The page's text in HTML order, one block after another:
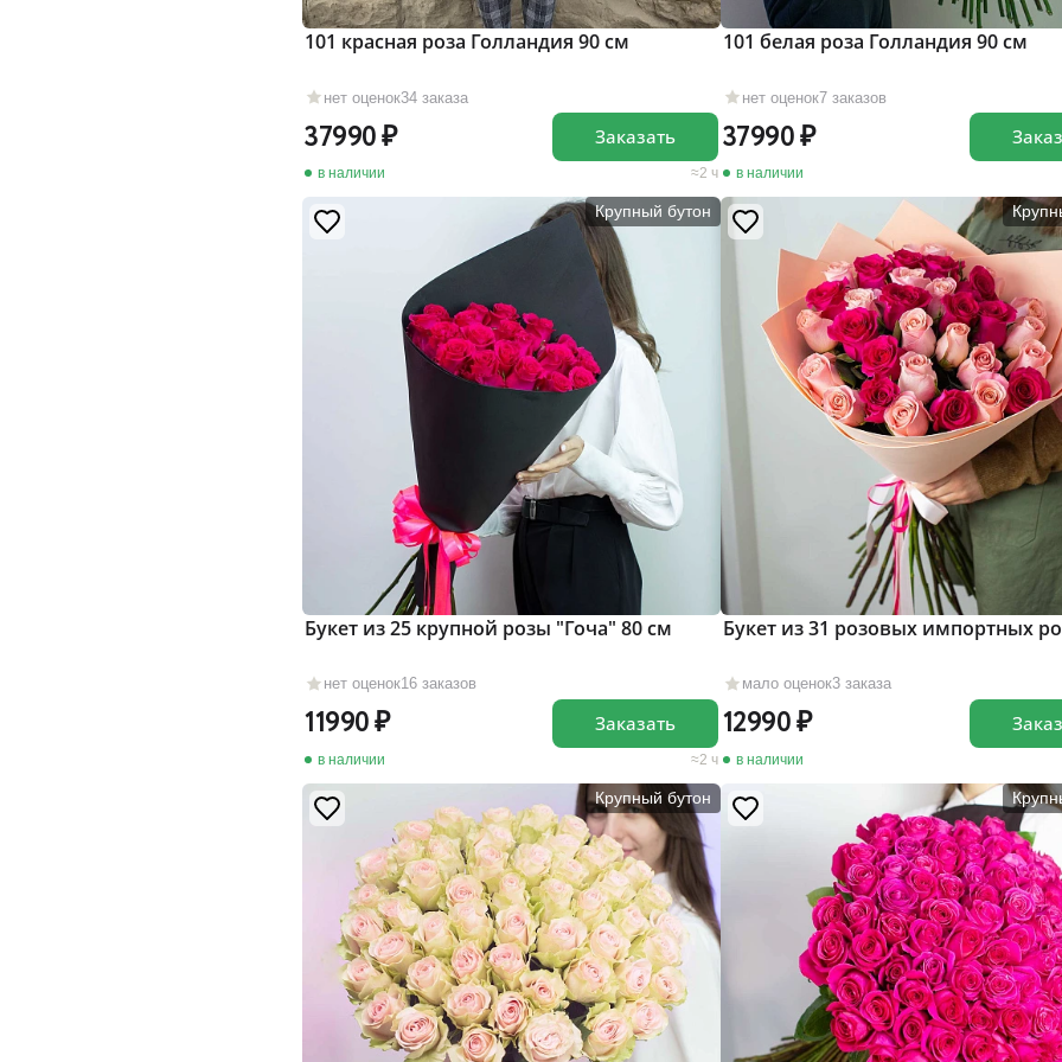
нет оценок34 заказа
101 красная роза Голландия 90 см
37990
в наличии 2 ч
Заказать
нет оценок7 заказов
101 белая роза Голландия 90 см
37990
в наличии
Крупный бутон
нет оценок16 заказов
Букет из 25 крупной розы "Гоча" 80 см
11990
в наличии 2 ч
Заказать
мало оценок3 заказа
Букет из 31 розовых импортных
12990
в наличии
Крупный бутон